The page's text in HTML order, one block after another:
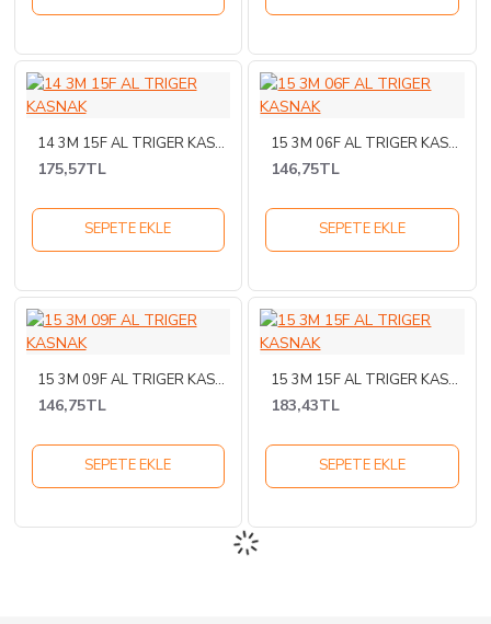
14 3M 15F AL TRIGER KASNAK
175,57TL
SEPETE EKLE
15 3M 06F AL TRIGER KASNAK
146,75TL
SEPETE EKLE
15 3M 09F AL TRIGER KASNAK
146,75TL
SEPETE EKLE
15 3M 15F AL TRIGER KASNAK
183,43TL
SEPETE EKLE